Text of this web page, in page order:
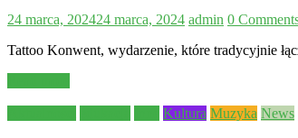
24 marca, 202424 marca, 2024 admin 0
Tattoo Konwent, wydarzenie, które tradycyjnie
Kultura Muzyka News